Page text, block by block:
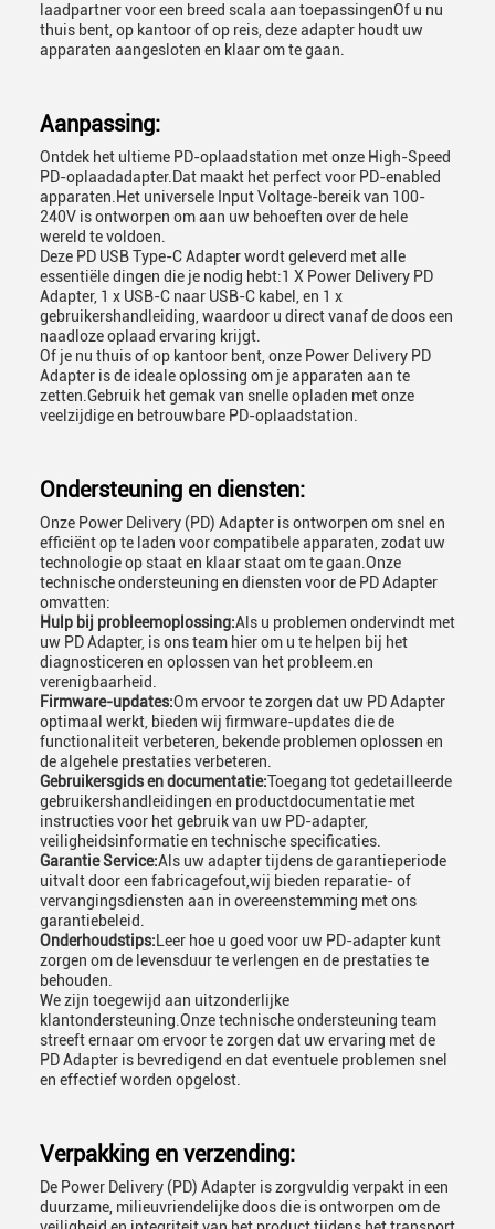
laadpartner voor een breed scala aan toepassingenOf u nu
thuis bent, op kantoor of op reis, deze adapter houdt uw
apparaten aangesloten en klaar om te gaan.
Aanpassing:
Ontdek het ultieme PD-oplaadstation met onze High-Speed
PD-oplaadadapter.Dat maakt het perfect voor PD-enabled
apparaten.Het universele Input Voltage-bereik van 100-
240V is ontworpen om aan uw behoeften over de hele
wereld te voldoen.
Deze PD USB Type-C Adapter wordt geleverd met alle
essentiële dingen die je nodig hebt:1 X Power Delivery PD
Adapter, 1 x USB-C naar USB-C kabel, en 1 x
gebruikershandleiding, waardoor u direct vanaf de doos een
naadloze oplaad ervaring krijgt.
Of je nu thuis of op kantoor bent, onze Power Delivery PD
Adapter is de ideale oplossing om je apparaten aan te
zetten.Gebruik het gemak van snelle opladen met onze
veelzijdige en betrouwbare PD-oplaadstation.
Ondersteuning en diensten:
Onze Power Delivery (PD) Adapter is ontworpen om snel en
efficiënt op te laden voor compatibele apparaten, zodat uw
technologie op staat en klaar staat om te gaan.Onze
technische ondersteuning en diensten voor de PD Adapter
omvatten:
Hulp bij probleemoplossing:Als u problemen ondervindt met
uw PD Adapter, is ons team hier om u te helpen bij het
diagnosticeren en oplossen van het probleem.en
verenigbaarheid.
Firmware-updates:Om ervoor te zorgen dat uw PD Adapter
optimaal werkt, bieden wij firmware-updates die de
functionaliteit verbeteren, bekende problemen oplossen en
de algehele prestaties verbeteren.
Gebruikersgids en documentatie:Toegang tot gedetailleerde
gebruikershandleidingen en productdocumentatie met
instructies voor het gebruik van uw PD-adapter,
veiligheidsinformatie en technische specificaties.
Garantie Service:Als uw adapter tijdens de garantieperiode
uitvalt door een fabricagefout,wij bieden reparatie- of
vervangingsdiensten aan in overeenstemming met ons
garantiebeleid.
Onderhoudstips: Leer hoe u goed voor uw PD-adapter kunt
zorgen om de levensduur te verlengen en de prestaties te
behouden.
We zijn toegewijd aan uitzonderlijke
klantondersteuning.Onze technische ondersteuning team
streeft ernaar om ervoor te zorgen dat uw ervaring met de
PD Adapter is bevredigend en dat eventuele problemen snel
en effectief worden opgelost.
Verpakking en verzending:
De Power Delivery (PD) Adapter is zorgvuldig verpakt in een
duurzame, milieuvriendelijke doos die is ontworpen om de